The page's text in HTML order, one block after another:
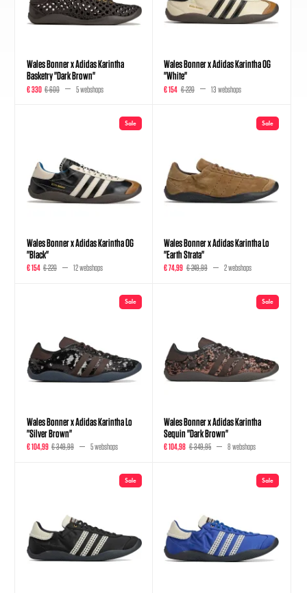
Wales Bonner x Adidas Karintha
Basketry "Dark Brown"
€ 330 € 600 5 webshops
Wales Bonner x Adidas Karintha OG
"White"
€ 154 € 220 13 webshops
Sale
Wales Bonner x Adidas Karintha OG
"Black"
€ 154 € 220 12 webshops
Sale
Wales Bonner x Adidas Karintha Lo
"Earth Strata"
€ 74,99 € 249,99 2 webshops
Sale
Wales Bonner x Adidas Karintha Lo
"Silver Brown"
€ 104,99 € 349,99 5 webshops
Sale
Wales Bonner x Adidas Karintha
Sequin "Dark Brown"
€ 104,98 € 349,95 8 webshops
Sale Sale